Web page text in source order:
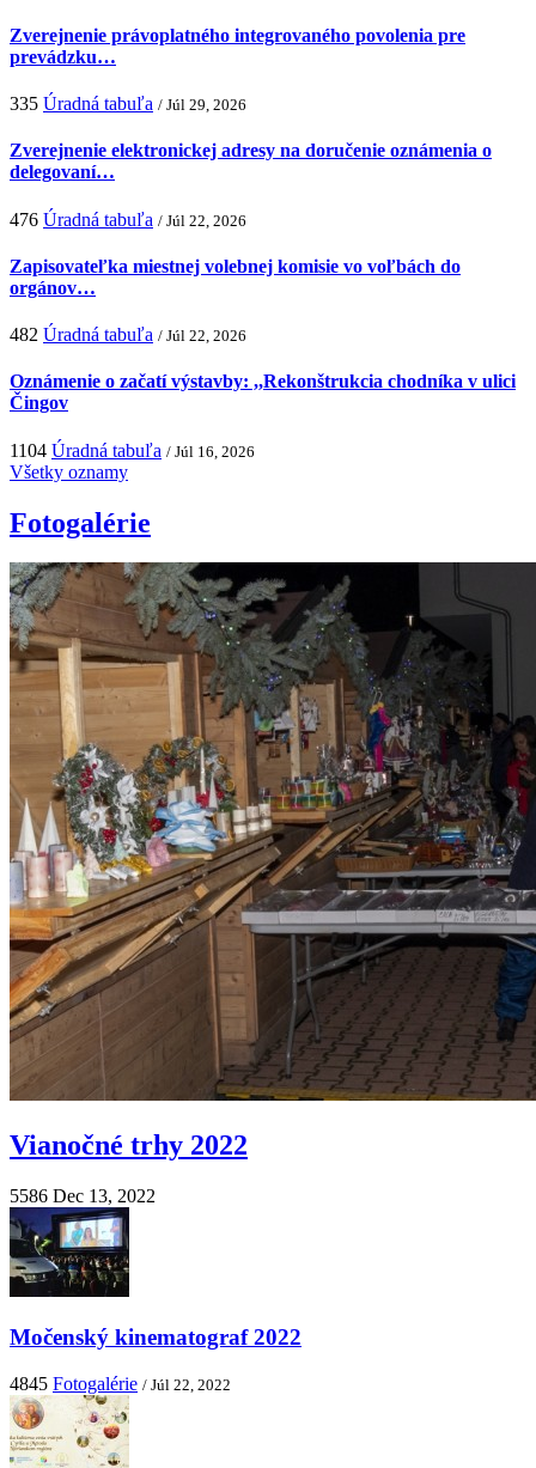
Zverejnenie právoplatného integrovaného povolenia pre
prevádzku…
335 Úradná tabuľa / Júl 29, 2026
Zverejnenie elektronickej adresy na doručenie oznámenia o
delegovaní…
476 Úradná tabuľa / Júl 22, 2026
Zapisovateľka miestnej volebnej komisie vo voľbách do
orgánov…
482 Úradná tabuľa / Júl 22, 2026
Oznámenie o začatí výstavby: ,,Rekonštrukcia chodníka v ulici
Čingov
1104 Úradná tabuľa / Júl 16, 2026
Všetky oznamy
Fotogalérie
Vianočné trhy 2022
5586 Dec 13, 2022
Močenský kinematograf 2022
4845 Fotogalérie / Júl 22, 2022